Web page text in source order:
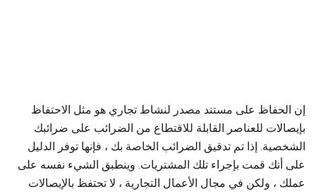
إن الحفاظ على مستند مصدر لنشاط تجاري هو مثل الاحتفاظ
بإيصالات للعناصر القابلة للاقتطاع من الضرائب على ضرائبك
الشخصية. إذا تم تدقيق الضرائب الخاصة بك ، فإنها توفر الدليل
على أنك قمت بإجراء تلك المشتريات. وينطبق الشيء نفسه على
عملك ، ولكن في مجال الأعمال التجارية ، لا تحتفظ بالإيصالات